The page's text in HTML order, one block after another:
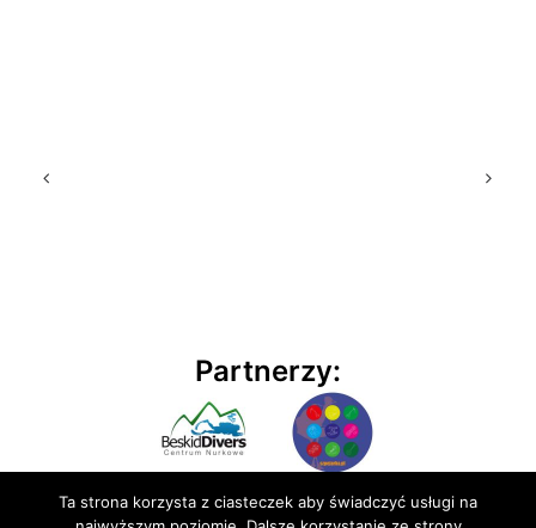
Partnerzy:
Ta strona korzysta z ciasteczek aby świadczyć usługi na